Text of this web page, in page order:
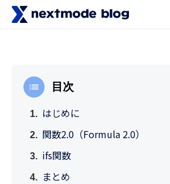
目次
はじめに
関数2.0（Formula 2.0）
ifs関数
まとめ